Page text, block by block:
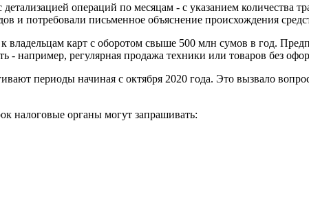
детализацией операций по месяцам - с указанием
и потребовали письменное объяснение происхождения
владельцам карт с оборотом свыше 500 млн сумов в год.
- например, регулярная продажа техники или товаров без
периоды начиная с октября 2020 года. Это вызвало
налоговые органы могут запрашивать: